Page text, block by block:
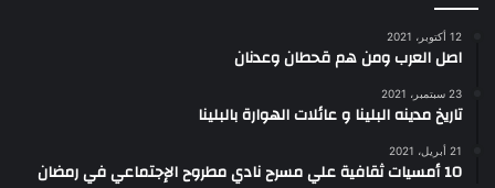
12 أكتوبر، 2021
اصل العرب ومن هم قحطان وعدنان
23 سبتمبر، 2021
تاريخ مدينه البلينا و عائلات الهوارة بالبلينا
21 أبريل، 2021
10 أمسيات ثقافية علي مسرح نادي مطروح الإجتماعي في رمضان